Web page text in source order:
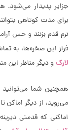
جزایر پدیدار می‌شود.
برای مدت کوتاهی
نرم قدم بزنند و حس
فراز این صخره‌ها، به
لارکو دیگر مناظر این
همچنین شما می‌توانید
می‌روید، از دیگر اماکن
اماکنی که قدمتی